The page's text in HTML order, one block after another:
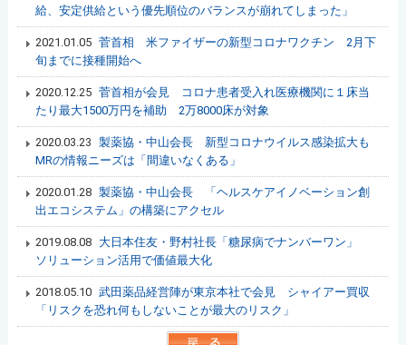
給、安定供給という優先順位のバランスが崩れてしまった」
2021.01.05 菅首相 米ファイザーの新型コロナワクチン 2月下
旬までに接種開始へ
2020.12.25 菅首相が会見 コロナ患者受入れ医療機関に１床当
たり最大1500万円を補助 2万8000床が対象
2020.03.23 製薬協・中山会長 新型コロナウイルス感染拡大も
MRの情報ニーズは「間違いなくある」
2020.01.28 製薬協・中山会長 「ヘルスケアイノベーション創
出エコシステム」の構築にアクセル
2019.08.08
大日本住友・野村社長「糖尿病でナンバーワン」
ソリューション活用で価値最大化
2018.05.10 武田薬品経営陣が東京本社で会見 シャイアー買収
「リスクを恐れ何もしないことが最大のリスク」